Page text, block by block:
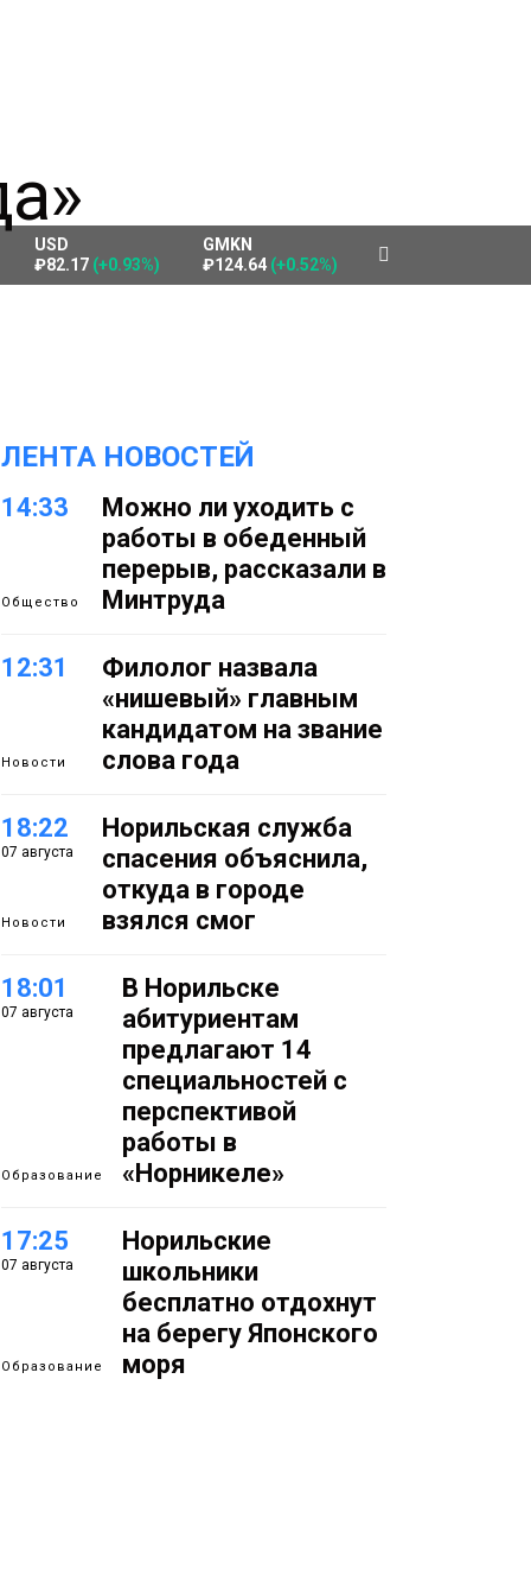
USD
₽82.17 (+0.93%)
GMKN
₽124.64 (+0.52%)
ЛЕНТА НОВОСТЕЙ
14:33
Общество
Можно ли уходить с
работы в обеденный
перерыв, рассказали в
Минтруда
12:31
Новости
Филолог назвала
«нишевый» главным
кандидатом на звание
слова года
18:22
07 августа
Новости
Норильская служба
спасения объяснила,
откуда в городе
взялся смог
18:01
07 августа
Образование
В Норильске
абитуриентам
предлагают 14
специальностей с
перспективой
работы в
«Норникеле»
17:25
07 августа
Образование
Норильские
школьники
бесплатно отдохнут
на берегу Японского
моря